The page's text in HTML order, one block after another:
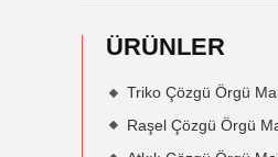
ÜRÜNLER
Triko Çözgü Örgü
Raşel Çözgü Örgü